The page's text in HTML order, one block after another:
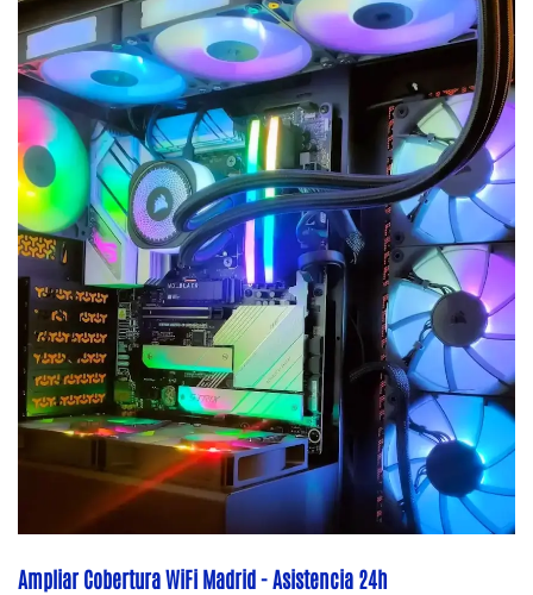
Ampliar Cobertura WiFi Madrid - Asistencia 24h